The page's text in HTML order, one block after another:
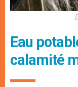
Eau
calamité